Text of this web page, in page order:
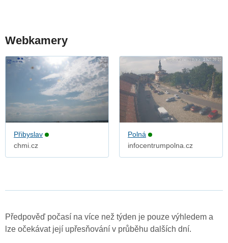
Webkamery
Přibyslav
chmi.cz
Polná
infocentrumpolna.cz
Předpověď počasí na více než týden je pouze výhledem a
lze očekávat její upřesňování v průběhu dalších dní.